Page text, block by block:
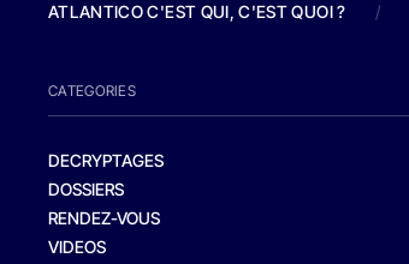
ATLANTICO C'EST QUI, C'EST QUOI ? /
CATEGORIES
DECRYPTAGES
DOSSIERS
RENDEZ-VOUS
VIDEOS